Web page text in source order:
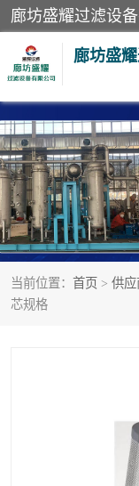
廊坊盛
当前位置： 首页 > 供应
芯规格
二氧化碳过滤器
液氨氨气过滤器
天然气过滤器
甲醇过滤器
化工盐酸气聚结